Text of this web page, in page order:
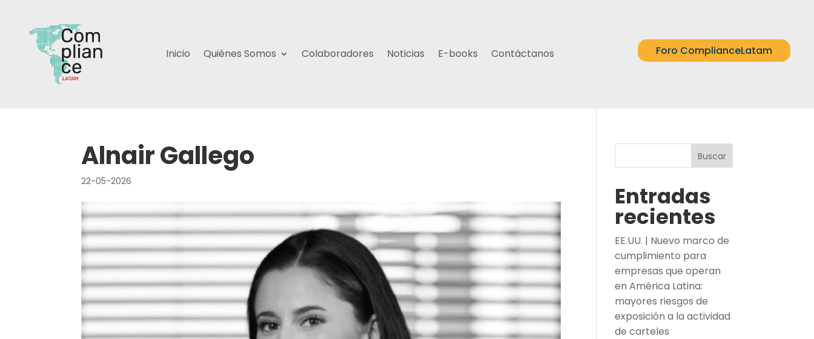
Inicio Quiénes Somos Colaboradores Noticias E-books Contáctanos Foro ComplianceLatam
Alnair Gallego
22-05-2026
Buscar
Entradas
recientes
EE.UU. | Nuevo marco de
cumplimiento para
empresas que operan
en América Latina:
mayores riesgos de
exposición a la actividad
de carteles